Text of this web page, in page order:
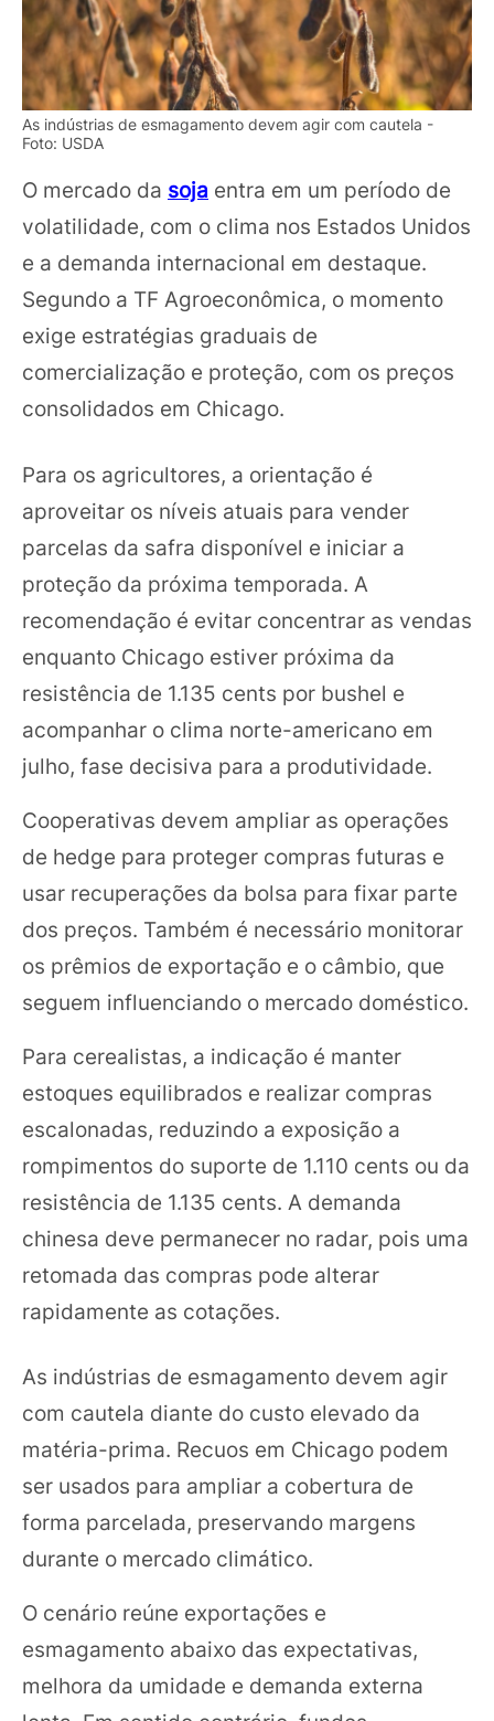
As indústrias de esmagamento devem agir com cautela -
Foto: USDA
O mercado da soja entra em um período de
volatilidade, com o clima nos Estados Unidos
e a demanda internacional em destaque.
Segundo a TF Agroeconômica, o momento
exige estratégias graduais de
comercialização e proteção, com os preços
consolidados em Chicago.
Para os agricultores, a orientação é
aproveitar os níveis atuais para vender
parcelas da safra disponível e iniciar a
proteção da próxima temporada. A
recomendação é evitar concentrar as vendas
enquanto Chicago estiver próxima da
resistência de 1.135 cents por bushel e
acompanhar o clima norte-americano em
julho, fase decisiva para a produtividade.
Cooperativas devem ampliar as operações
de hedge para proteger compras futuras e
usar recuperações da bolsa para fixar parte
dos preços. Também é necessário monitorar
os prêmios de exportação e o câmbio, que
seguem influenciando o mercado doméstico.
Para cerealistas, a indicação é manter
estoques equilibrados e realizar compras
escalonadas, reduzindo a exposição a
rompimentos do suporte de 1.110 cents ou da
resistência de 1.135 cents. A demanda
chinesa deve permanecer no radar, pois uma
retomada das compras pode alterar
rapidamente as cotações.
As indústrias de esmagamento devem agir
com cautela diante do custo elevado da
matéria-prima. Recuos em Chicago podem
ser usados para ampliar a cobertura de
forma parcelada, preservando margens
durante o mercado climático.
O cenário reúne exportações e
esmagamento abaixo das expectativas,
melhora da umidade e demanda externa